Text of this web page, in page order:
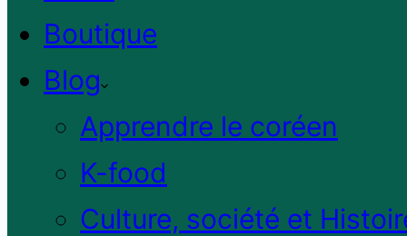
Boutique
Blog
Apprendre le coréen
K-food
Culture, société et